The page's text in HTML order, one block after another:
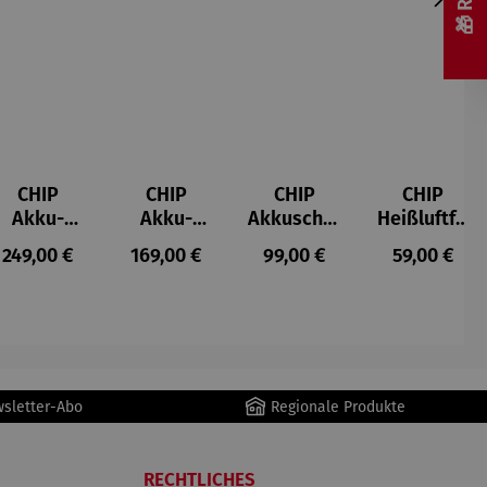
CHIP
Akku-
ger
Regulärer Preis:
249,00 €
CHIP
Akku-
Staubsau
ger DS02
Regulärer Preis:
169,00 €
CHIP
Akkuschra
uber
Regulärer Preis:
99,00 €
CHIP
Heißluftfri
tteuse
Regulärer
59,00 €
Abo Regionale Produkte
RECHTLICHES